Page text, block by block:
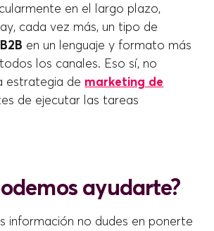
en el largo plazo,
cada vez más, un tipo de
en un lenguaje y formato más
los canales. Eso sí, no
estrategia de marketing de
de ejecutar las tareas
ayudarte?
información no dudes en ponerte